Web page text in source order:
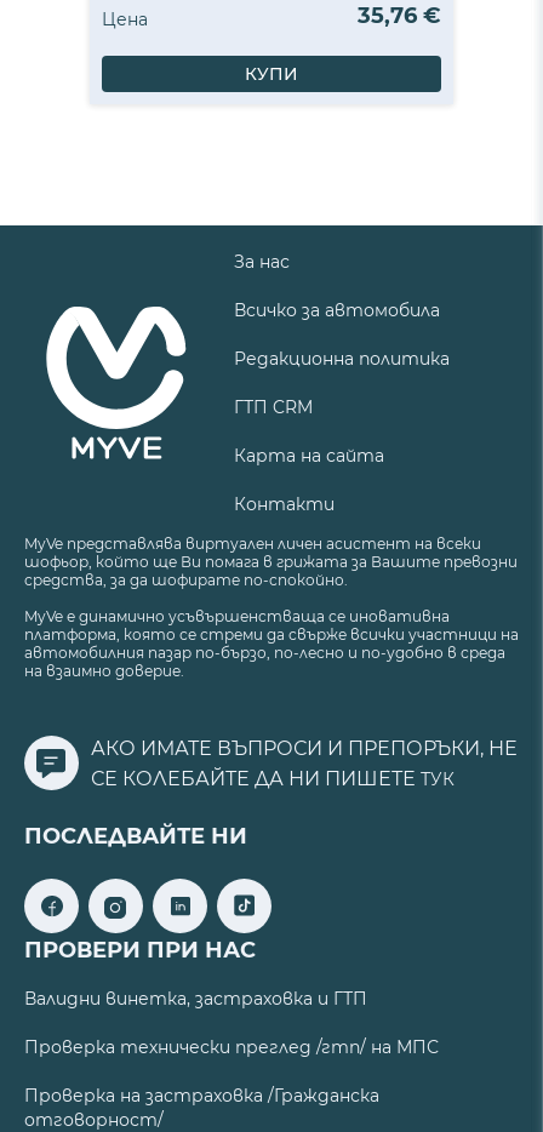
Цена 35,76 €
КУПИ
За нас
Всичко за автомобила
Редакционна политика
ГТП CRM
Карта на сайта
Контакти
MyVe представлява виртуален личен асистент на всеки
шофьор, който ще Ви помага в грижата за Вашите превозни
средства, за да шофирате по-спокойно.
MyVe е динамично усъвършенстваща се иновативна
платформа, която се стреми да свърже всички участници на
автомобилния пазар по-бързо, по-лесно и по-удобно в среда
на взаимно доверие.
АКО ИМАТЕ ВЪПРОСИ И ПРЕПОРЪКИ, НЕ
СЕ КОЛЕБАЙТЕ ДА НИ ПИШЕТЕ ТУК
ПОСЛЕДВАЙТЕ НИ
ПРОВЕРИ ПРИ НАС
Валидни винетка, застраховка и ГТП
Проверка технически преглед /гтп/ на МПС
Проверка на застраховка /Гражданска
отговорност/